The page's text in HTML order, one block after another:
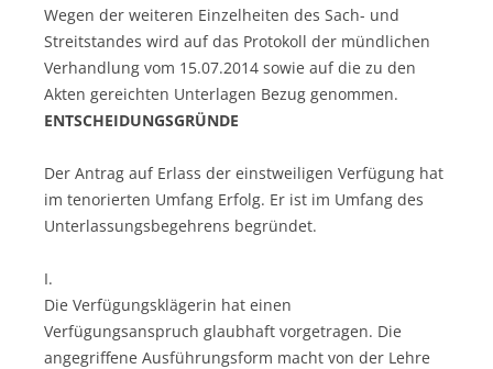
Wegen der weiteren Einzelheiten des Sach- und
Streitstandes wird auf das Protokoll der mündlichen
Verhandlung vom 15.07.2014 sowie auf die zu den
Akten gereichten Unterlagen Bezug genommen.
ENTSCHEIDUNGSGRÜNDE
Der Antrag auf Erlass der einstweiligen Verfügung hat
im tenorierten Umfang Erfolg. Er ist im Umfang des
Unterlassungsbegehrens begründet.
I.
Die Verfügungsklägerin hat einen
Verfügungsanspruch glaubhaft vorgetragen. Die
angegriffene Ausführungsform macht von der Lehre